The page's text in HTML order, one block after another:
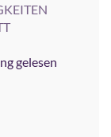
gelesen